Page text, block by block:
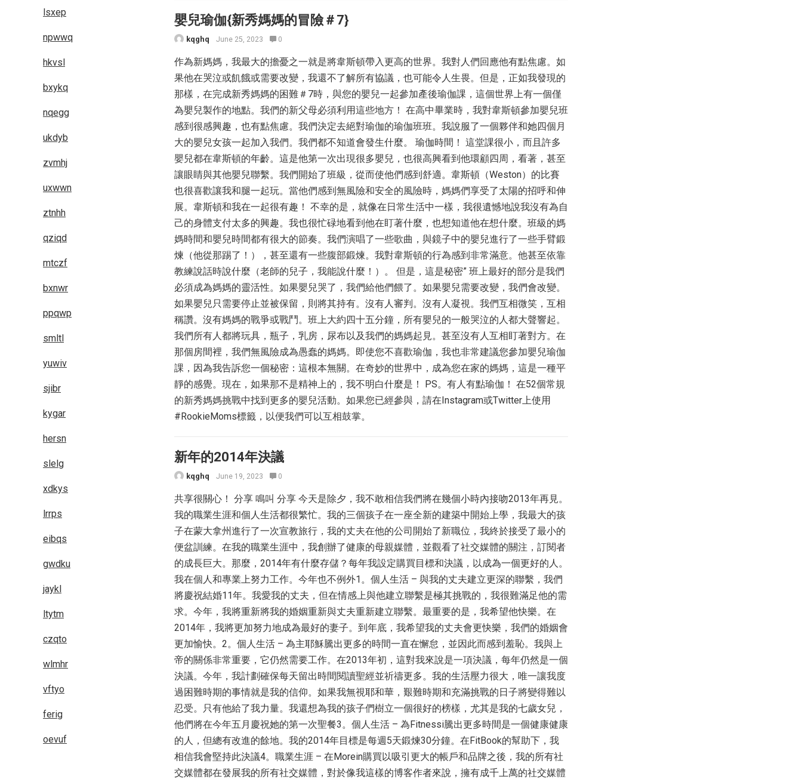
嬰兒瑜伽{新秀媽媽的冒險＃7}
kqghq June 25, 2023 0
作為新媽媽，我最大的擔憂之一就是將韋斯頓帶入更高的世界。我對人們回應他有點焦慮。如
果他在哭泣或飢餓或需要改變，我還不了解所有協議，也可能令人生畏。但是，正如我發現的
那樣，在完成新秀媽媽的困難＃7時，與您的嬰兒一起參加產後瑜伽課，這個世界上有一個僅
為嬰兒製作的地點。我們的新父母必須利用這些地方！ 在高中畢業時，我對韋斯頓參加嬰兒班
感到很感興趣，也有點焦慮。我們決定去絕對瑜伽的瑜伽班班。我說服了一個夥伴和她四個月
大的嬰兒女孩一起加入我們。我們都不知道會發生什麼。 瑜伽時間！ 這堂課很小，而且許多
嬰兒都在韋斯頓的年齡。這是他第一次出現很多嬰兒，也很高興看到他環顧四周，看著，甚至
讓眼睛與其他嬰兒聯繫。我們開始了班級，從而使他們感到舒適。韋斯頓（Weston）的比賽
也很喜歡讓我和腿一起玩。當他們感到無風險和安全的風險時，媽媽們享受了太陽的招呼和伸
展。韋斯頓和我在一起很有趣！ 不幸的是，就像在日常生活中一樣，我很遺憾地說我沒有為自
己的身體支付太多的興趣。我也很忙碌地看到他在盯著什麼，也想知道他在想什麼。班級的媽
媽時間和嬰兒時間都有很大的節奏。我們演唱了一些歌曲，與鏡子中的嬰兒進行了一些手臂鍛
煉（他從那踢了！），甚至還有一些腹部鍛煉。我對韋斯頓的行為感到非常滿意。他甚至依靠
教練說話時說什麼（老師的兒子，我能說什麼！）。 但是，這是秘密” 班上最好的部分是我們
必須成為媽媽的靈活性。如果嬰兒哭了，我們給他們餵了。如果嬰兒需要改變，我們會改變。
如果嬰兒只需要停止並被保留，則將其持有。沒有人審判。沒有人凝視。我們互相微笑，互相
稱讚。沒有媽媽的戰爭或戰鬥。班上大約四十五分鐘，所有嬰兒的一般哭泣的人都大聲響起。
我們所有人都將玩具，瓶子，乳房，尿布以及我們的媽媽起見。甚至沒有人互相盯著對方。在
那個房間裡，我們無風險成為愚蠢的媽媽。即使您不喜歡瑜伽，我也非常建議您參加嬰兒瑜伽
課，因為我告訴您一個秘密：這根本無關。在奇妙的世界中，成為您在家的媽媽，這是一種平
靜的感覺。現在，如果那不是精神上的，我不明白什麼是！ PS。有人有點瑜伽！ 在52個常規
的新秀媽媽挑戰中找到更多的嬰兒活動。如果您已經參與，請在Instagram或Twitter上使用
#RookieMoms標籤，以便我們可以互相鼓掌。
新年的2014年決議
kqghq June 19, 2023 0
共享很關心！ 分享 鳴叫 分享 今天是除夕，我不敢相信我們將在幾個小時內接吻2013年再見。
我的職業生涯和個人生活都很繁忙。我的三個孩子在一座全新的建築中開始上學，我最大的孩
子在蒙大拿州進行了一次宣教旅行，我的丈夫在他的公司開始了新職位，我終於接受了最小的
便盆訓練。在我的職業生涯中，我創辦了健康的母親媒體，並觀看了社交媒體的關注，訂閱者
的成長巨大。那麼，2014年有什麼存儲？每年我設定購買目標和決議，以成為一個更好的人。
我在個人和專業上努力工作。今年也不例外1。個人生活 – 與我的丈夫建立更深的聯繫，我們
將慶祝結婚11年。我愛我的丈夫，但在情感上與他建立聯繫是極其挑戰的，我很難滿足他的需
求。今年，我將重新將我的婚姻重新與丈夫重新建立聯繫。最重要的是，我希望他快樂。在
2014年，我將更加努力地成為最好的妻子。到年底，我希望我的丈夫會更快樂，我們的婚姻會
更加愉快。2。個人生活 – 為主耶穌騰出更多的時間一直在懈怠，並因此而感到羞恥。我與上
帝的關係非常重要，它仍然需要工作。在2013年初，這對我來說是一項決議，每年仍然是一個
決議。今年，我計劃確保每天留出時間閱讀聖經並祈禱更多。我的生活壓力很大，唯一讓我度
過困難時期的事情就是我的信仰。如果我無視耶和華，艱難時期和充滿挑戰的日子將變得難以
忍受。只有他給了我力量。我還想為我的孩子們樹立一個很好的榜樣，尤其是我的七歲女兒，
他們將在今年五月慶祝她的第一次聖餐3。個人生活 – 為Fitnessi騰出更多時間是一個健康健康
的人，但總有改進的餘地。我的2014年目標是每週5天鍛煉30分鐘。在FitBook的幫助下，我
相信我會堅持此決議4。職業生涯 – 在Morein購買以吸引更大的帳戶和品牌之後，我的所有社
交媒體都在發展我的所有社交媒體，對於像我這樣的博客作者來說，擁有成千上萬的社交媒體
lsxep
npwwq
hkvsl
bxykq
nqegg
ukdyb
zvmhj
uxwwn
ztnhh
qziqd
mtczf
bxnwr
ppqwp
smltl
yuwiv
sjibr
kygar
hersn
slelg
xdkys
lrrps
eibqs
gwdku
jaykl
ltytm
czqto
wlmhr
vftyo
ferig
oevuf